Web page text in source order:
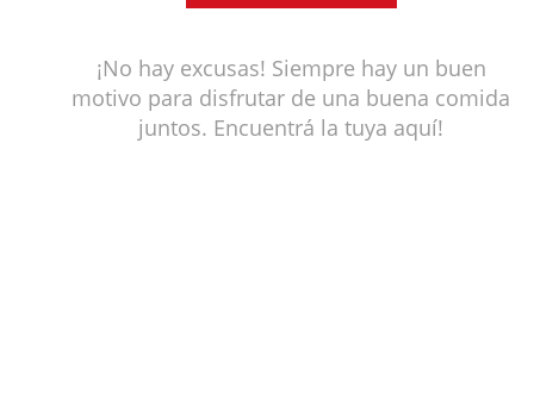
¡No hay excusas! Siempre hay un buen
motivo para disfrutar de una buena comida
juntos. Encuentrá la tuya aquí!